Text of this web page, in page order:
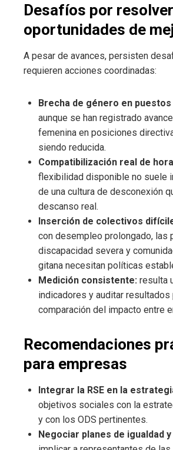
Desafíos por
oportunidades de
A pesar de avances, persisten
requieren acciones coordinadas:
Brecha de género en
aunque se han registrado
femenina en posiciones
siendo reducida.
Compatibilización real de
flexibilidad disponible no suele
de una cultura de desconexión
descanso real.
Inserción de colectivos
con desempleo prolongado, las
discapacidad severa y
gitana necesitan políticas
Medición consistente: resulta
indicadores y auditar resultados
comparación del impacto entre
Recomendaciones
para empresas
Integrar la RSE en la
objetivos sociales con la
y con los ODS pertinentes.
Negociar planes de igualdad